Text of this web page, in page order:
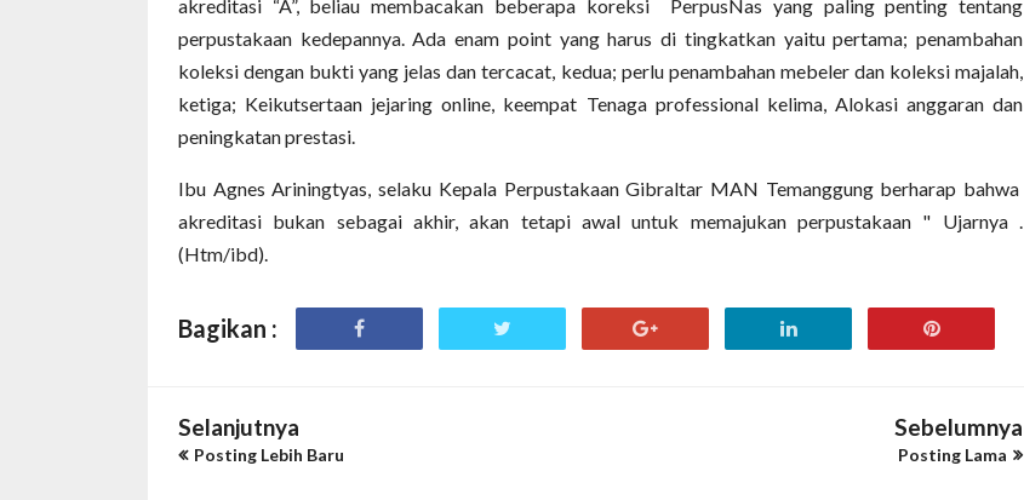
akreditasi “A”, beliau membacakan beberapa koreksi PerpusNas yang paling penting tentang
perpustakaan kedepannya. Ada enam point yang harus di tingkatkan yaitu pertama; penambahan
koleksi dengan bukti yang jelas dan tercacat, kedua; perlu penambahan mebeler dan koleksi majalah,
ketiga; Keikutsertaan jejaring online, keempat Tenaga professional kelima, Alokasi anggaran dan
peningkatan prestasi.
Ibu Agnes Ariningtyas, selaku Kepala Perpustakaan Gibraltar MAN Temanggung berharap bahwa
akreditasi bukan sebagai akhir, akan tetapi awal untuk memajukan perpustakaan " Ujarnya .
(Htm/ibd).
Bagikan :
Selanjutnya
Posting Lebih Baru
Sebelumnya
Posting Lama